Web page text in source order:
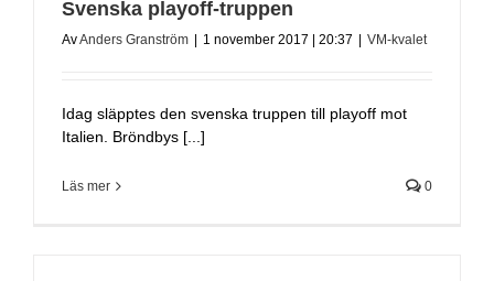
Svenska playoff-truppen
AvAnders Granström | 1 november 2017 | 20:37 | VM-kvalet
Idag släpptes den svenska truppen till playoff mot
Italien. Bröndbys [...]
Läs mer 0